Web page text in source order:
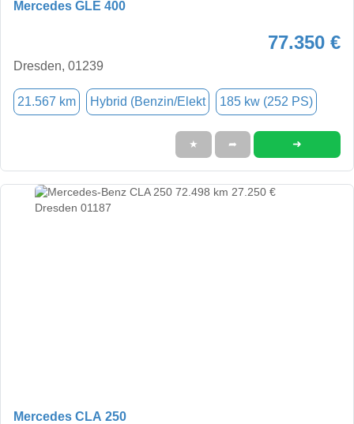
Mercedes GLE 400
77.350 €
Dresden, 01239
21.567 km Hybrid (Benzin/Elekt 185 kw (252 PS)
★ ➦ ➜
Mercedes CLA 250